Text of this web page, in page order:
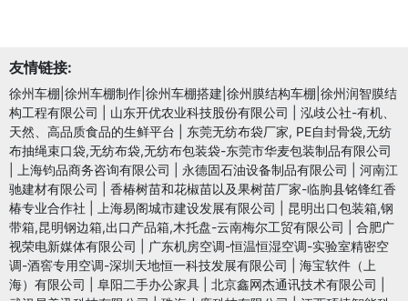
友情链接:
徐州车棚|徐州车棚制作|徐州车棚搭建|徐州膜结构车棚|徐州润智膜结
构工程有限公司
山东开优农业科技股份有限公司
泓歧公社-有机、
天然、高品质食品的生鲜平台
东莞无纺布袋厂家, PE自封骨袋,无纺
布抽绳束口袋,无纺布袋,无纺布包装袋-东莞市华麦包装制品有限公司
上海钧品商务咨询有限公司 永德固石油设备制品有限公司
河南江
驰建材有限公司
香椿树苗和花椒苗以及果树苗厂家-临朐县铭锋红香
椿专业合作社
上海易阁城市建设发展有限公司
昆明出口包装箱,钢
带箱,昆明钢边箱,出口产品箱,木托盘-云南梅尔工贸有限公司
合肥广
视荣电新媒体有限公司
广东机房空调-恒温恒湿空调-实验室精密空
调-酒窖专用空调-深圳天地恒一科技发展有限公司
海宝软件（上
海）有限公司
阜阳二手办公家具 北京鑫网杰通讯技术有限公司